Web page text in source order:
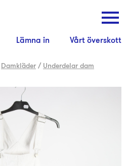
Lämna in Vårt överskott
Damkläder / Underdelar dam